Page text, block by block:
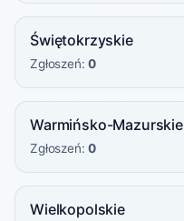
Świętokrzyskie
Zgłoszeń:0
Warmińsko-Mazurskie
Zgłoszeń:0
Wielkopolskie